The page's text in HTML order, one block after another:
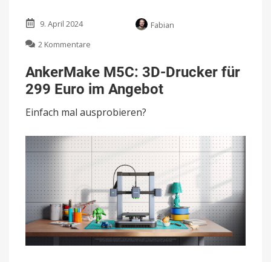
9. April 2024
Fabian
2 Kommentare
M5C:
3D-
Drucker
299
im
Angebot
AnkerMake M5C: 3D-Drucker für
299 Euro im Angebot
Einfach mal ausprobieren?